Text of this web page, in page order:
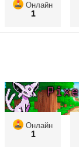
Онлайн
1
Онлайн
1